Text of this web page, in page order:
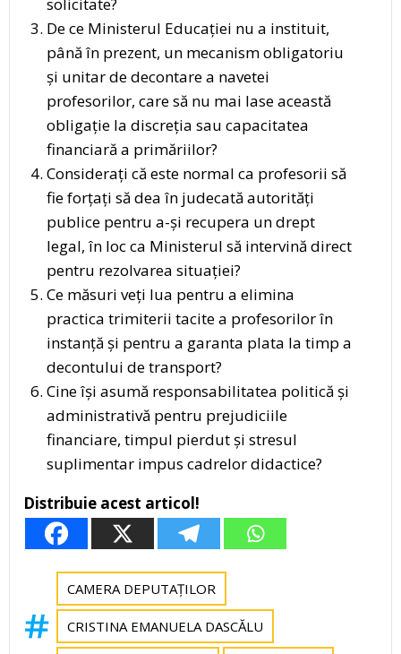
solicitate?
De ce Ministerul Educației nu a instituit,
până în prezent, un mecanism obligatoriu
și unitar de decontare a navetei
profesorilor, care să nu mai lase această
obligație la discreția sau capacitatea
financiară a primăriilor?
Considerați că este normal ca profesorii să
fie forțați să dea în judecată autorități
publice pentru a-și recupera un drept
legal, în loc ca Ministerul să intervină direct
pentru rezolvarea situației?
Ce măsuri veți lua pentru a elimina
practica trimiterii tacite a profesorilor în
instanță și pentru a garanta plata la timp a
decontului de transport?
Cine își asumă responsabilitatea politică și
administrativă pentru prejudiciile
financiare, timpul pierdut și stresul
suplimentar impus cadrelor didactice?
Distribuie acest articol!
CAMERA DEPUTAȚILOR
CRISTINA EMANUELA DASCĂLU